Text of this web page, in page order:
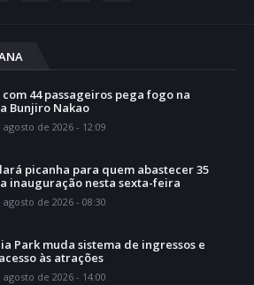
com 44 passageiros pega fogo na
Bunjiro Nakao
agosto de 2026 - 12:09
picanha para quem abastecer 35
inauguração nesta sexta-feira
agosto de 2026 - 08:30
Park muda sistema de ingressos e
às atrações
agosto de 2026 - 14:00